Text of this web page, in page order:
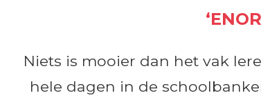
Niets is mooier dan het vak
hele dagen in de